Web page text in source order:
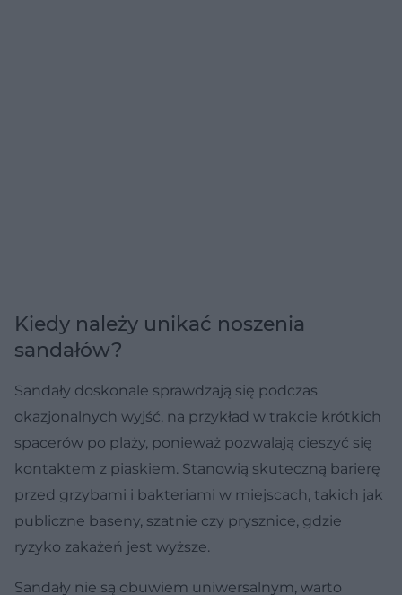
Kiedy należy unikać noszenia
sandałów?
Sandały doskonale sprawdzają się podczas
okazjonalnych wyjść, na przykład w trakcie krótkich
spacerów po plaży, ponieważ pozwalają cieszyć się
kontaktem z piaskiem. Stanowią skuteczną barierę
przed grzybami i bakteriami w miejscach, takich jak
publiczne baseny, szatnie czy prysznice, gdzie
ryzyko zakażeń jest wyższe.
Sandały nie są obuwiem uniwersalnym, warto